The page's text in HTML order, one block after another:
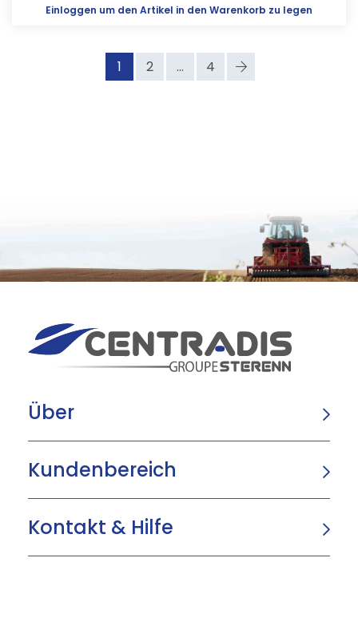
Einloggen um den Artikel in den Warenkorb zu legen
1 2 ... 4
Über
Kundenbereich
Kontakt & Hilfe